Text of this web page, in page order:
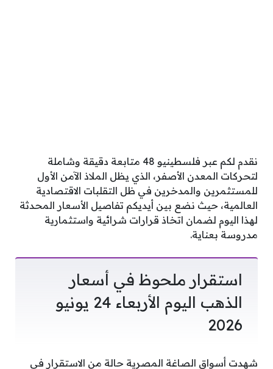
نقدم لكم عبر فلسطينيو 48 متابعة دقيقة وشاملة
لتحركات المعدن الأصفر، الذي يظل الملاذ الآمن الأول
للمستثمرين والمدخرين في ظل التقلبات الاقتصادية
العالمية، حيث نضع بين أيديكم تفاصيل الأسعار المحدثة
لهذا اليوم لضمان اتخاذ قرارات شرائية واستثمارية
مدروسة بعناية.
استقرار ملحوظ في أسعار
الذهب اليوم الأربعاء 24 يونيو
2026
شهدت أسواق الصاغة المصرية حالة من الاستقرار في